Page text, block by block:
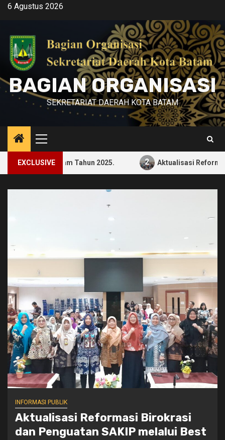
Skip6 Agustus 2026
BAGIAN ORGANISASI
SEKRETARIAT DAERAH KOTA BATAM
Primary
Menu
EXCLUSIVE
Tahun 2025. 2 Aktualisasi Reformasi Birokrasi dan
INFORMASI PUBLIK
Aktualisasi Reformasi Birokrasi
dan Penguatan SAKIP melalui Best